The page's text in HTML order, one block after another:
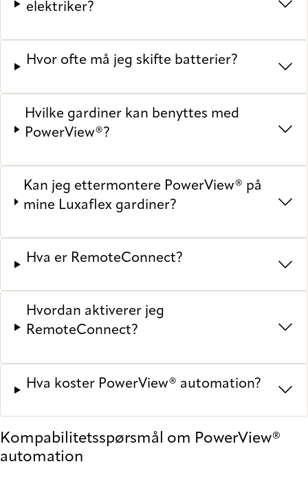
elektriker?
Hvor ofte må jeg skifte batterier?
Hvilke gardiner kan benyttes med
PowerView®?
Kan jeg ettermontere PowerView® på
mine Luxaflex gardiner?
Hva er RemoteConnect?
Hvordan aktiverer jeg
RemoteConnect?
Hva koster PowerView® automation?
Kompabilitetsspørsmål om PowerView®
automation